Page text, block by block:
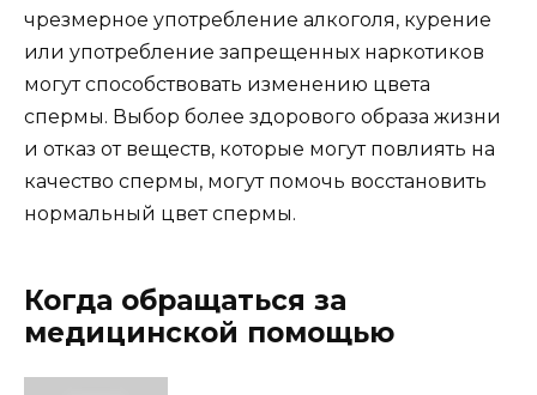
чрезмерное употребление алкоголя, курение
или употребление запрещенных наркотиков
могут способствовать изменению цвета
спермы. Выбор более здорового образа жизни
и отказ от веществ, которые могут повлиять на
качество спермы, могут помочь восстановить
нормальный цвет спермы.
Когда обращаться за
медицинской помощью